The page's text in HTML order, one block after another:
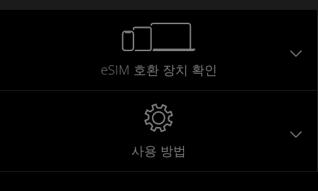
eSIM 호환 장치 확인
사용 방법